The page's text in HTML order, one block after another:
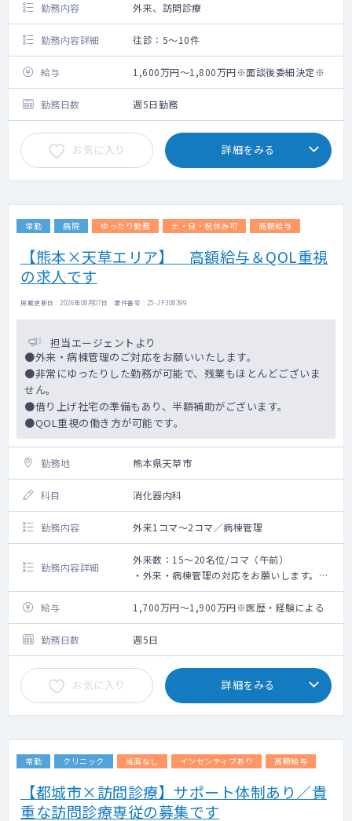
勤務内容 外来、訪問診療
勤務内容詳細 往診：5～10件
給与 1,600万円～1,800万円※面談後委細決定※
勤務日数 週5日勤務
お気に入り 詳細をみる
常勤 病院 ゆったり勤務 土・日・祝休み可 高額給与
【熊本×天草エリア】 高額給与＆QOL重視
の求人です
掲載更新日 : 2026年08月07日 案件番号 : 25-JF308399
担当エージェントより
●外来・病棟管理のご対応をお願いいたします。
●非常にゆったりした勤務が可能で、残業もほとんどございま
せん。
●借り上げ社宅の準備もあり、半額補助がございます。
●QOL重視の働き方が可能です。
勤務地 熊本県天草市
科目 消化器内科
勤務内容 外来1コマ～2コマ／病棟管理
勤務内容詳細
外来数：15～20名位/コマ（午前）
・外来・病棟管理の対応をお願いします。
・比較的落ち着いた患者が多いです。
・消化器系の患者もいらっしゃいますが、基
本的には一般内科の対応です。
給与 1,700万円～1,900万円※医歴・経験による
勤務日数 週5日
お気に入り 詳細をみる
常勤 クリニック 当直なし インセンティブあり 高額給与
【都城市×訪問診療】サポート体制あり／貴
重な訪問診療専従の募集です